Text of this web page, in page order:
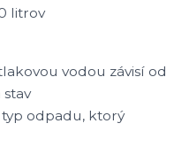
litrov
vodou závisí od
stav
odpadu, ktorý